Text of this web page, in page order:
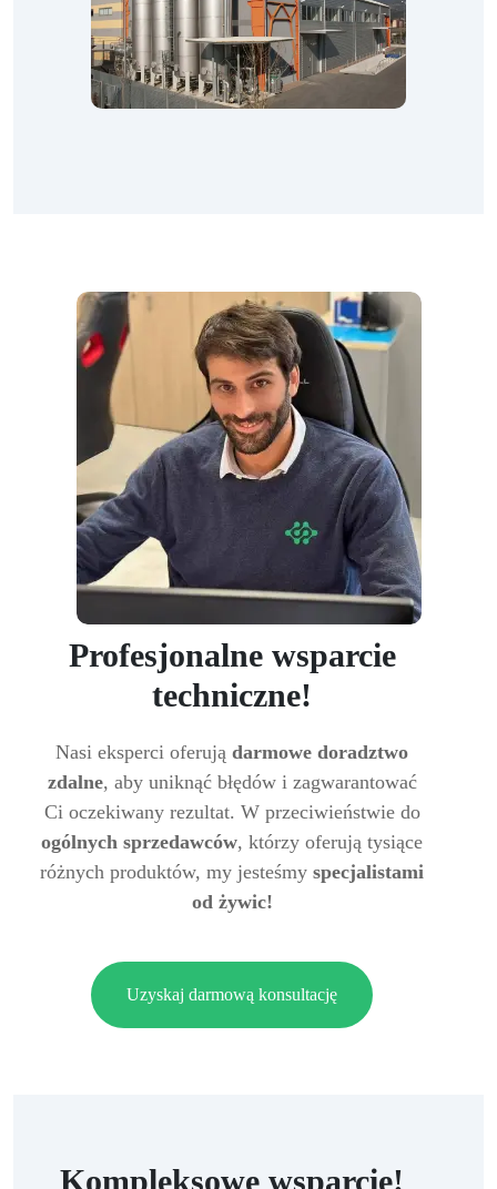
Profesjonalne wsparcie
techniczne!
Nasi eksperci oferują darmowe doradztwo
zdalne, aby uniknąć błędów i zagwarantować
Ci oczekiwany rezultat. W przeciwieństwie do
ogólnych sprzedawców, którzy oferują tysiące
różnych produktów, my jesteśmy specjalistami
od żywic!
Uzyskaj darmową konsultację
Kompleksowe wsparcie!